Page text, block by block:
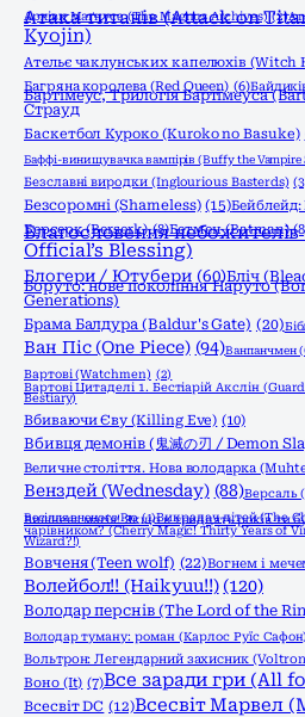
Архіви Маґнуса (The Magnus Archives) (2)
Атака титанів (Attack on
Kyojin)
Ательє чаклунських капелюхів (Witch
Багряна королева (Red Queen) (6)
Бартімеус, Трилогія Бартімеуса
Страуд
Баскетбол Куроко (Kuroko no Basuke)
Баффі-винищувачка вампірів (Buffy the Vampire
Безславні виродки (Inglourious Basterds)
Безсоромні (Shameless) (15)Бейблейд:
Берсерк (Berserk) (8)Бетмен (Batman)
Благословення небожителів
Official’s Blessing)
Блогери / Ютубери (60)Бліч
Боруто: нове покоління Наруто
Generations)
Брама Балдура (Baldur's Gate) (20)
Ван Піс (One Piece) (94)Ванпанчмен
Вартові (Watchmen) (2)
Вартові Цитаделі 1. Бестіарій Акслін
Bestiary)
Вбиваючи Єву (Killing Eve) (10)
Вбивця демонів (鬼滅の刃 / Demon
Величне століття. Нова володарка
Венздей (Wednesday) (88)Версаль
Весілля вченого Рю (1)Викрадач дітей (The
Вишнева магія! Якщо в тридцять років ти
чарівником? (Cherry Magic! Thirty Years of
Wizard?!)
Вовченя (Teen wolf) (22)Вогнем і
Волейбол!! (Haikyuu!!) (120)
Володар перснів (The Lord of the
Володар туману: роман (Карлос Руїс Сафон)
Вольтрон: Легендарний захисник
Воно (It) (7)Все заради гри (All
Всесвіт DC (12)Всесвіт Марвел